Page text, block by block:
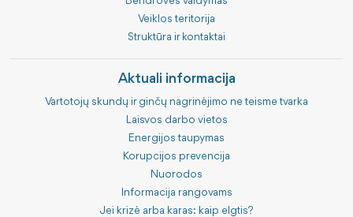
Veiklos teritorija
Struktūra ir kontaktai
Aktuali informacija
Vartotojų skundų ir ginčų nagrinėjimo ne teisme tvarka
Laisvos darbo vietos
Energijos taupymas
Korupcijos prevencija
Nuorodos
Informacija rangovams
Jei krizė arba karas: kaip elgtis?